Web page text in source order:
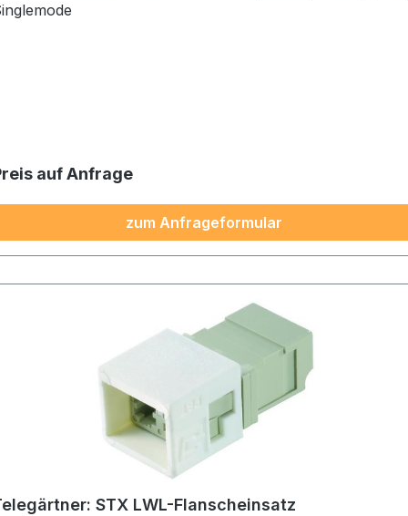
auf Anfrage
zum Anfrageformular
STX LWL-Flanscheinsatz